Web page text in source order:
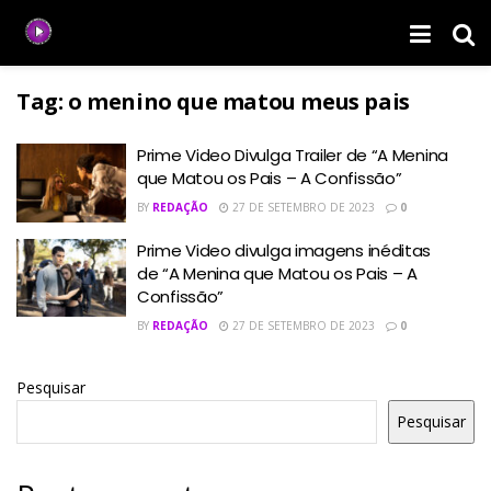
Tag: o menino que matou meus pais
Prime Video Divulga Trailer de “A Menina
que Matou os Pais – A Confissão”
BY REDAÇÃO 27 DE SETEMBRO DE 2023 0
Prime Video divulga imagens inéditas
de “A Menina que Matou os Pais – A
Confissão”
BY REDAÇÃO 27 DE SETEMBRO DE 2023 0
Pesquisar
Pesquisar